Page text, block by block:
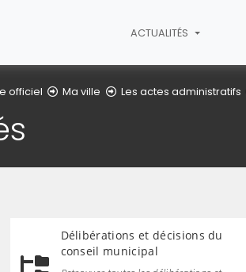
ACTUALITÉS
officiel Ma ville Les actes administratifs
Délibérations et décisions du
conseil municipal